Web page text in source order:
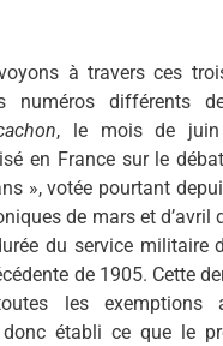
à travers ces
numéros différents
, le mois de
en France sur le
», votée pourtant
de mars et d’avril
du service militaire
de 1905. Cette
les exemptions
établi ce que le